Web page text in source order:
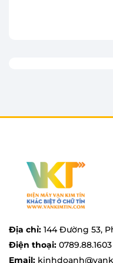
Nồi cơm điện
đáp ứng khẩu
Địa chỉ: 144 Đường 53,
Điện thoại: 0789.88.1603
Email: